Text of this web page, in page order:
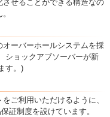
せることができる構造なの
ーバーホールシステムを採
ショックアブソーバーが新
す。)
ご利用いただけるように、
証制度を設けています。